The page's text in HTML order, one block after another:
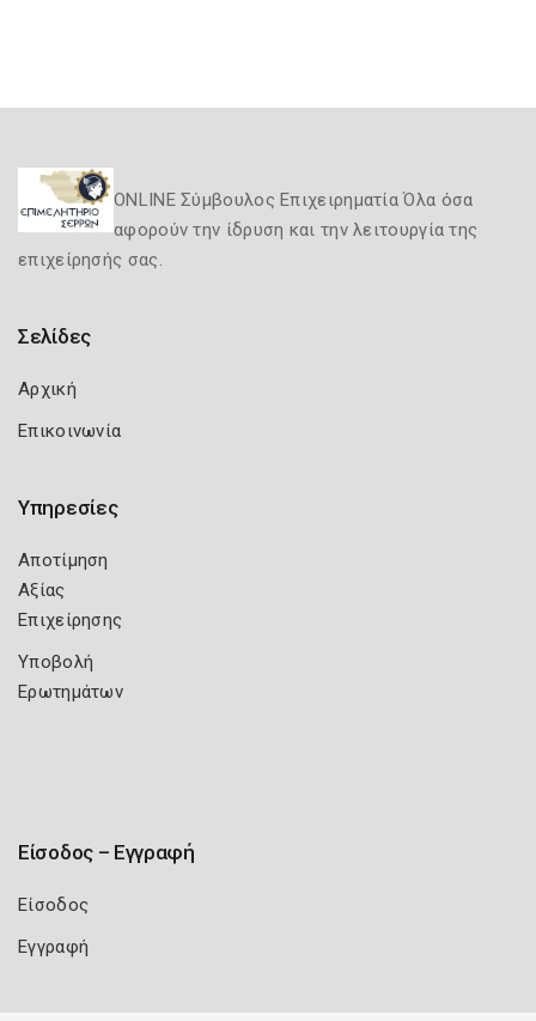
ONLINE Σύμβουλος Επιχειρηματία Όλα όσα
αφορούν την ίδρυση και την λειτουργία της
επιχείρησής σας.
Σελίδες
Αρχική
Επικοινωνία
Υπηρεσίες
Αποτίμηση
Αξίας
Επιχείρησης
Υποβολή
Ερωτημάτων
Είσοδος – Εγγραφή
Είσοδος
Εγγραφή